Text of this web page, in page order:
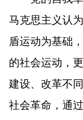
马克思主义认
盾运动为基础
的社会运动，
建设、改革不
社会革命，通